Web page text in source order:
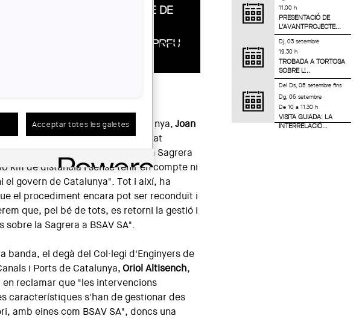
11.00 h
PRESENTACIÓ DE
L’AVANTPROJECTE...
Dj, 03 setembre
19.30 h
TROBADA A TORTOSA
SOBRE L'...
DelDs, 05 setembrefins
Dg, 06 setembre
De 10 a 11.30 h
VISITA GUIADA: LA
INTERRELACIÓ...
EL PROJECTE DE
NOMÉS PER PREU
Col·legi d'Economistes de Catalunya,Joan
afirmat que "és del tot inapropiat
gestionar un projecte com el de la Sagrera
km de distància i sense tenir en compte ni
el govern de Catalunya". Tot i així, ha
el procediment encara pot ser reconduït i
que, pel bé de tots, es retorni la gestió i
sobre la Sagrera a BSAV SA".
banda, el degà del Col·legi d'Enginyers de
i Ports de Catalunya, Oriol Altisench,
reclamar que "les intervencions
característiques s'han de gestionar des
amb eines com BSAV SA", doncs una
Acceptar totes les galetes